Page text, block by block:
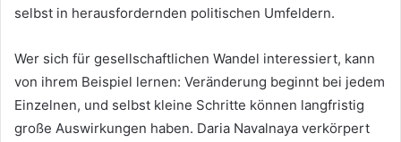
selbst in herausfordernden politischen Umfeldern.
Wer sich für gesellschaftlichen Wandel interessiert, kann
von ihrem Beispiel lernen: Veränderung beginnt bei jedem
Einzelnen, und selbst kleine Schritte können langfristig
große Auswirkungen haben. Daria Navalnaya verkörpert